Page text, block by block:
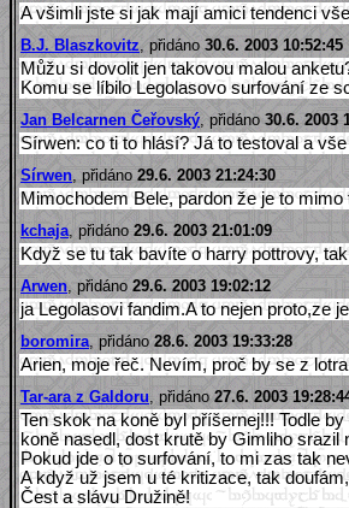
A všimli jste si jak mají amici tendenci
B.J. Blaszkovitz , přidáno 30.6. 2003 10:52:45
Můžu si dovolit jen takovou malou
Komu se líbilo Legolasovo surfování ze
Jan Belcarnen Čeřovský , přidáno 30.6. 2003
Sírwen: co ti to hlásí? Já to testoval a
Sírwen , přidáno 29.6. 2003 21:24:30
Mimochodem Bele, pardon že je to
kchaja , přidáno 29.6. 2003 21:01:09
Když se tu tak bavíte o harry pottrovy,
Arwen , přidáno 29.6. 2003 19:02:12
ja Legolasovi fandim.A to nejen proto,ze
boromira, přidáno 28.6. 2003 19:33:28
Arien, moje řeč. Nevím, proč by se z
Tar-ara z Galdoru , přidáno 27.6. 2003
Ten skok na koně byl příšernej!!! Todle
koně nasedl, dost krutě by Gimliho
Pokud jde o to surfování, to mi zas tak
A když už jsem u té kritizace, tak
Čest a slávu Družině!